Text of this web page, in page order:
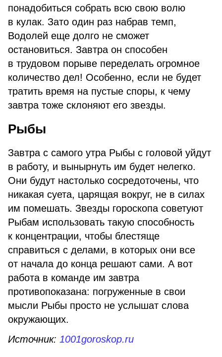
понадобиться собрать всю свою волю
в кулак. Зато один раз набрав темп,
Водолей еще долго не сможет
остановиться. Завтра он способен
в трудовом порыве переделать огромное
количество дел! Особенно, если не будет
тратить время на пустые споры, к чему
завтра тоже склоняют его звезды.
Рыбы
Завтра с самого утра Рыбы с головой уйдут
в работу, и вынырнуть им будет нелегко.
Они будут настолько сосредоточены, что
никакая суета, царящая вокруг, не в силах
им помешать. Звезды гороскопа советуют
Рыбам использовать такую способность
к концентрации, чтобы блестяще
справиться с делами, в которых они все
от начала до конца решают сами. А вот
работа в команде им завтра
противопоказана: погруженные в свои
мысли Рыбы просто не услышат слова
окружающих.
Источник: 1001goroskop.ru